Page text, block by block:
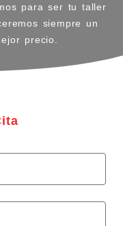
para ser tu taller
siempre un
precio.